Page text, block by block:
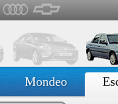
Mondeo